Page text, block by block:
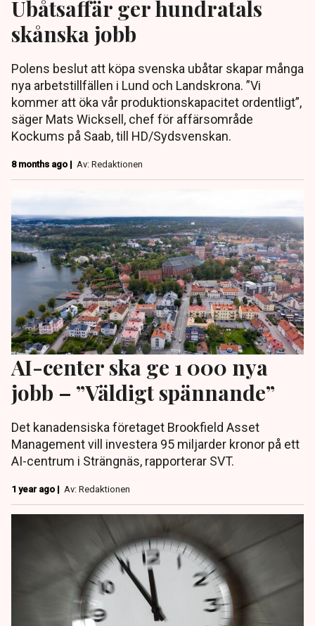
Ubåtsaffär ger hundratals
skånska jobb
Polens beslut att köpa svenska ubåtar skapar många
nya arbetstillfällen i Lund och Landskrona. ”Vi
kommer att öka vår produktionskapacitet ordentligt”,
säger Mats Wicksell, chef för affärsområde
Kockums på Saab, till HD/Sydsvenskan.
8 months ago | Av: Redaktionen
AI-center ska ge 1 000 nya
jobb – ”Väldigt spännande”
Det kanadensiska företaget Brookfield Asset
Management vill investera 95 miljarder kronor på ett
AI-centrum i Strängnäs, rapporterar SVT.
1 year ago | Av: Redaktionen